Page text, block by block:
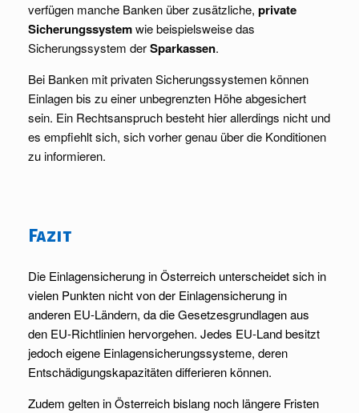
verfügen manche Banken über zusätzliche, private
Sicherungssystemwie beispielsweise das
Sicherungssystem derSparkassen.
Bei Banken mit privaten Sicherungssystemen können
Einlagen bis zu einer unbegrenzten Höhe abgesichert
sein. Ein Rechtsanspruch besteht hier allerdings nicht und
es empfiehlt sich, sich vorher genau über die Konditionen
zu informieren.
Fazit
Die Einlagensicherung in Österreich unterscheidet sich in
vielen Punkten nicht von der Einlagensicherung in
anderen EU-Ländern, da die Gesetzesgrundlagen aus
den EU-Richtlinien hervorgehen. Jedes EU-Land besitzt
jedoch eigene Einlagensicherungssysteme, deren
Entschädigungskapazitäten differieren können.
Zudem gelten in Österreich bislang noch längere Fristen